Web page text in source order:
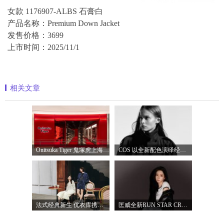
女款 1176907-ALBS 石膏白
产品名称：Premium Down Jacket
发售价格：3699
上市时间：2025/11/1
相关文章
Onitsuka Tiger 鬼塚虎上海环贸 iapm 概念店盛 COS 以全新配色演绎经典漏斗领风衣
法式经典新生 优衣库携手COMPTOIR DES COTO 匡威全新RUN STAR CRUSH「小鲨鱼厚底鞋」飒